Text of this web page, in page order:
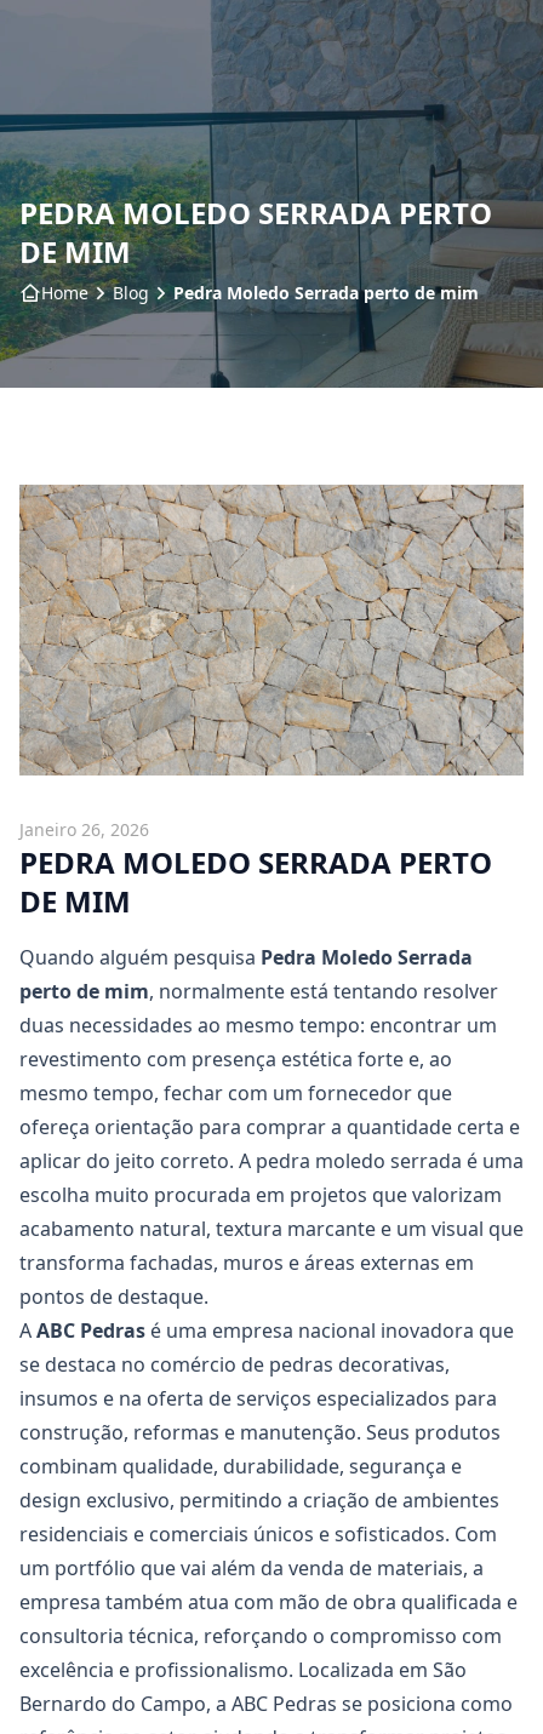
Home
Sobre nós
Produtos
Insumos
Blog
PEDRA MOLEDO SERRADA PERTO
DE MIM
Home Blog Pedra Moledo Serrada perto de mim
Janeiro 26, 2026
PEDRA MOLEDO SERRADA PERTO
DE MIM
Quando alguém pesquisa Pedra Moledo Serrada
perto de mim, normalmente está tentando resolver
duas necessidades ao mesmo tempo: encontrar um
revestimento com presença estética forte e, ao
mesmo tempo, fechar com um fornecedor que
ofereça orientação para comprar a quantidade certa e
aplicar do jeito correto. A pedra moledo serrada é uma
escolha muito procurada em projetos que valorizam
acabamento natural, textura marcante e um visual que
transforma fachadas, muros e áreas externas em
pontos de destaque.
AABC Pedras é uma empresa nacional inovadora que
se destaca no comércio de pedras decorativas,
insumos e na oferta de serviços especializados para
construção, reformas e manutenção. Seus produtos
combinam qualidade, durabilidade, segurança e
design exclusivo, permitindo a criação de ambientes
residenciais e comerciais únicos e sofisticados. Com
um portfólio que vai além da venda de materiais, a
empresa também atua com mão de obra qualificada e
consultoria técnica, reforçando o compromisso com
excelência e profissionalismo. Localizada em São
Bernardo do Campo, a ABC Pedras se posiciona como